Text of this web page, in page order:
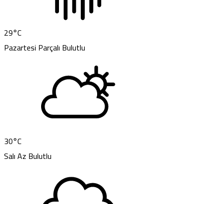
29°C
Pazartesi Parçalı Bulutlu
30°C
SalıAz Bulutlu